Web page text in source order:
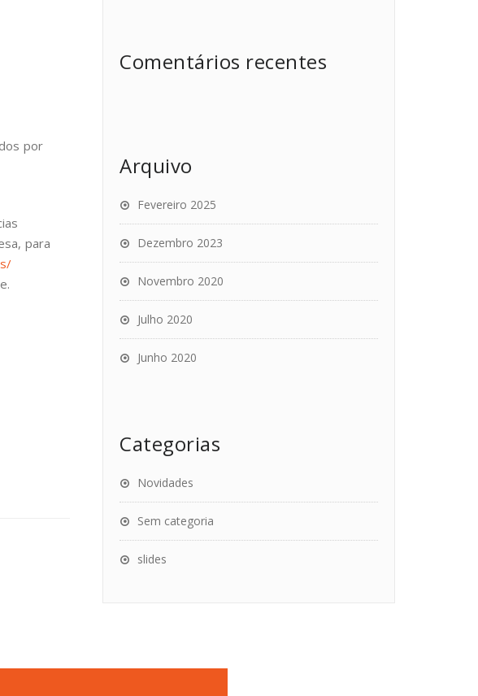
por
para
Comentários recentes
Arquivo
Fevereiro 2025
Dezembro 2023
Novembro 2020
Julho 2020
Junho 2020
Categorias
Novidades
Sem categoria
slides